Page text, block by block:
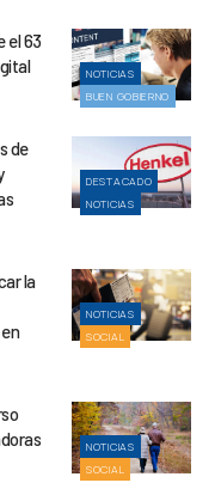
NOTICIAS
BUEN GOBIERNO
el 63
DESTACADO
NOTICIAS
de
NOTICIAS
SOCIAL
la
NOTICIAS
SOCIAL